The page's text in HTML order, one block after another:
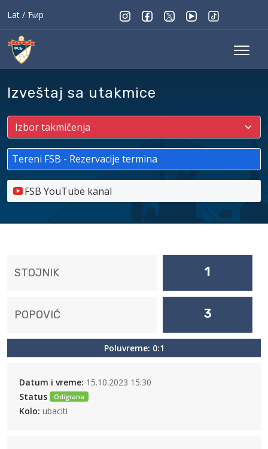
Lat / Ћир
Izveštaj sa utakmice
Tereni FSB - Rezervacije termina
FSB YouTube kanal
STOJNIK 1
POPOVIĆ 3
Poluvreme: 0:1
Datum i vreme: 15.10.2023 15:30
Status
Odigrana
Kolo: ubaciti